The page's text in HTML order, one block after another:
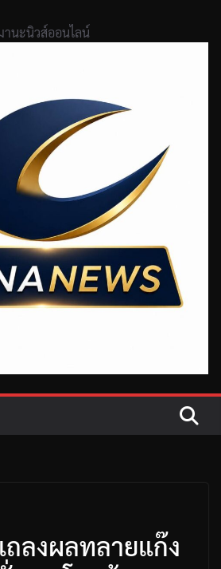
านะนิวส์ออนไลน์
ลงผลทลายแก๊ง